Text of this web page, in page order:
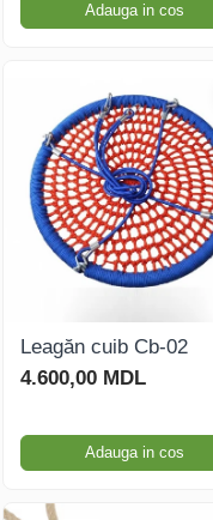
Adauga in cos
Leagăn cuib Cb-02
4.600,00 MDL
Adauga in cos